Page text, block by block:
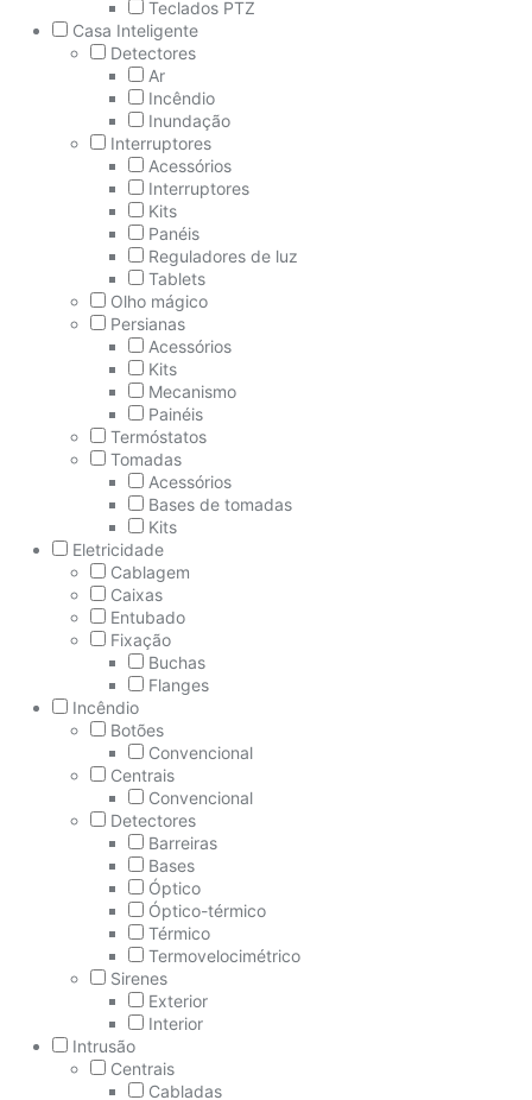
Teclados PTZ
Casa Inteligente
Detectores
Ar
Incêndio
Inundação
Interruptores
Acessórios
Interruptores
Kits
Panéis
Reguladores de luz
Tablets
Olho mágico
Persianas
Acessórios
Kits
Mecanismo
Painéis
Termóstatos
Tomadas
Acessórios
Bases de tomadas
Kits
Eletricidade
Cablagem
Caixas
Entubado
Fixação
Buchas
Flanges
Incêndio
Botões
Convencional
Centrais
Convencional
Detectores
Barreiras
Bases
Óptico
Óptico-térmico
Térmico
Termovelocimétrico
Sirenes
Exterior
Interior
Intrusão
Centrais
Cabladas